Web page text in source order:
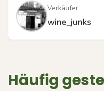
Verkäufer
wine_junks
Häufig